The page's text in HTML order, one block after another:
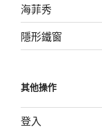
海菲秀
隱形鐵窗
其他操作
登入